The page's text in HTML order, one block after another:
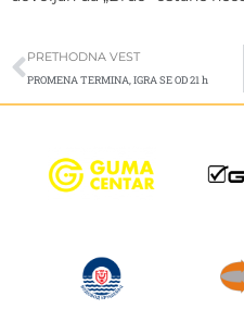
Prev
PRETHODNA VEST
PROMENA TERMINA, IGRA SE OD 21 h